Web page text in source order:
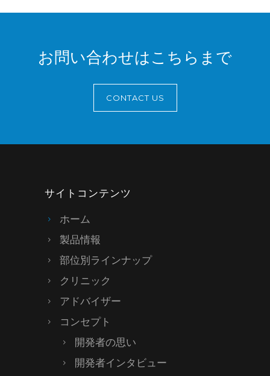
お問い合わせはこちらまで
CONTACT US
サイトコンテンツ
ホーム
製品情報
部位別ラインナップ
クリニック
アドバイザー
コンセプト
開発者の思い
開発者インタビュー